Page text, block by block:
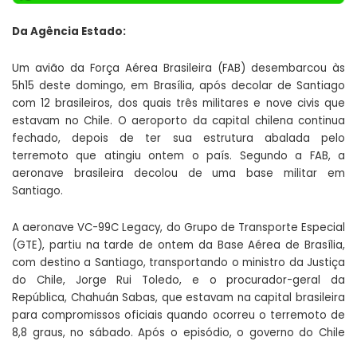
Da Agência Estado:
Um avião da Força Aérea Brasileira (FAB) desembarcou às
5h15 deste domingo, em Brasília, após decolar de Santiago
com 12 brasileiros, dos quais três militares e nove civis que
estavam no Chile. O aeroporto da capital chilena continua
fechado, depois de ter sua estrutura abalada pelo
terremoto que atingiu ontem o país. Segundo a FAB, a
aeronave brasileira decolou de uma base militar em
Santiago.
A aeronave VC-99C Legacy, do Grupo de Transporte Especial
(GTE), partiu na tarde de ontem da Base Aérea de Brasília,
com destino a Santiago, transportando o ministro da Justiça
do Chile, Jorge Rui Toledo, e o procurador-geral da
República, Chahuán Sabas, que estavam na capital brasileira
para compromissos oficiais quando ocorreu o terremoto de
8,8 graus, no sábado. Após o episódio, o governo do Chile